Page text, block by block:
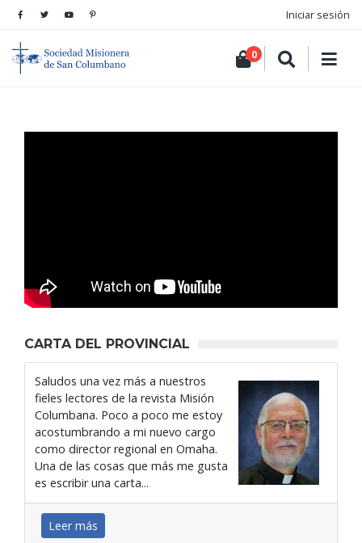
Iniciar sesión
0
CARTA DEL PROVINCIAL
Saludos una vez más a nuestros
fieles lectores de la revista Misión
Columbana. Poco a poco me estoy
acostumbrando a mi nuevo cargo
como director regional en Omaha.
Una de las cosas que más me gusta
es escribir una carta...
Leer más